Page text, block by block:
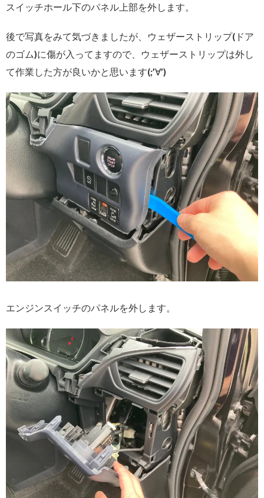
スイッチホール下のパネル上部を外します。
後で写真をみて気づきましたが、ウェザーストリップ(ドア
のゴム)に傷が入ってますので、ウェザーストリップは外し
て作業した方が良いかと思います(;’∀’)
エンジンスイッチのパネルを外します。